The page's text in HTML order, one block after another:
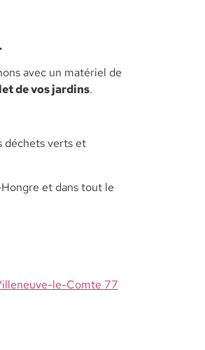
avec un matériel de
de vos jardins.
déchets verts et
et dans tout le
le-Comte 77